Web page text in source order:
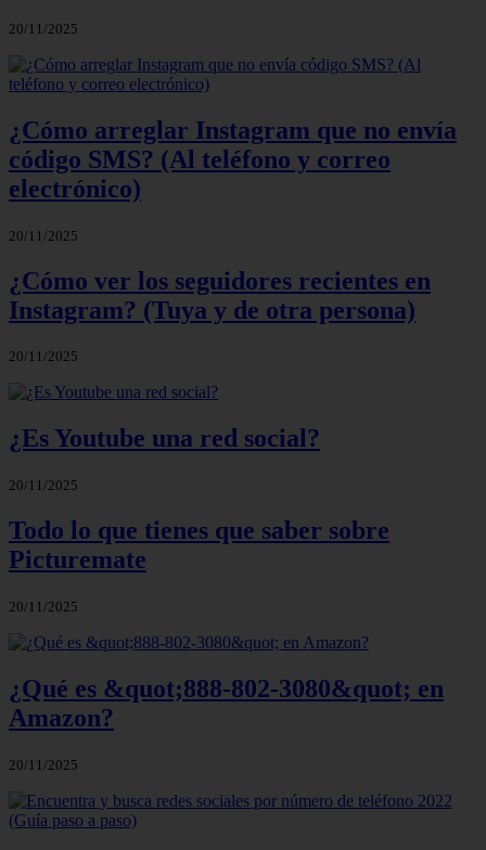
20/11/2025
¿Cómo arreglar Instagram que no envía
código SMS? (Al teléfono y correo
electrónico)
20/11/2025
¿Cómo ver los seguidores recientes en
Instagram? (Tuya y de otra persona)
20/11/2025
¿Es Youtube una red social?
20/11/2025
Todo lo que tienes que saber sobre
Picturemate
20/11/2025
¿Qué es &quot;888-802-3080&quot; en
Amazon?
20/11/2025